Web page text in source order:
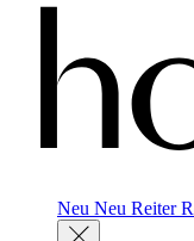
Neu Neu Reiter